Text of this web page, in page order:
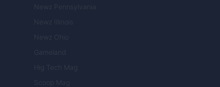
Newz Pennsylvania
Newz Illinois
Newz Ohio
Gameland
Hig Tech Mag
Scoop Mag